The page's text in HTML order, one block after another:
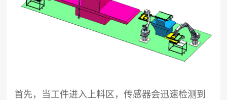
首先，当工件进入上料区，传感器会迅速检测到